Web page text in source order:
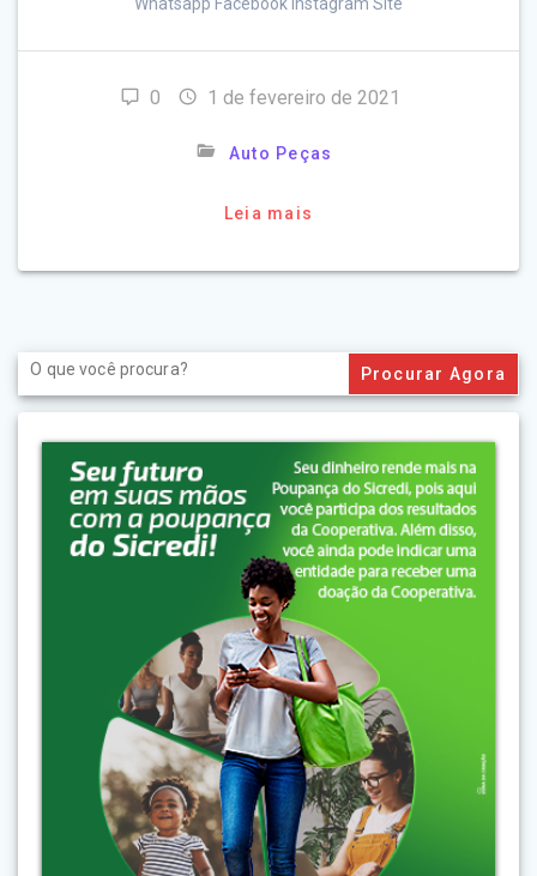
0 1 de fevereiro de 2021
Auto Peças
Leia mais
Search
for: